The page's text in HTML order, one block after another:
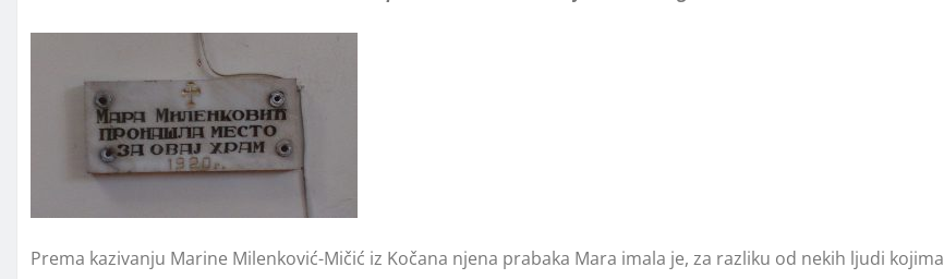
Prema kazivanju Marine Milenković-Mičić iz Kočana njena prabaka Mara imala je, za razliku od nekih ljudi kojima